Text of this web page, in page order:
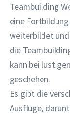
Teambuilding
eine
weiterbildet
die
kann bei
geschehen.
Es gibt die
Ausflüge,